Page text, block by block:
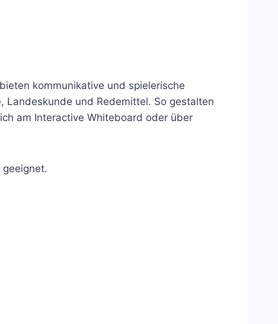
kommunikative und spielerische
Landeskunde und Redemittel. So gestalten
am Interactive Whiteboard oder über
geeignet.